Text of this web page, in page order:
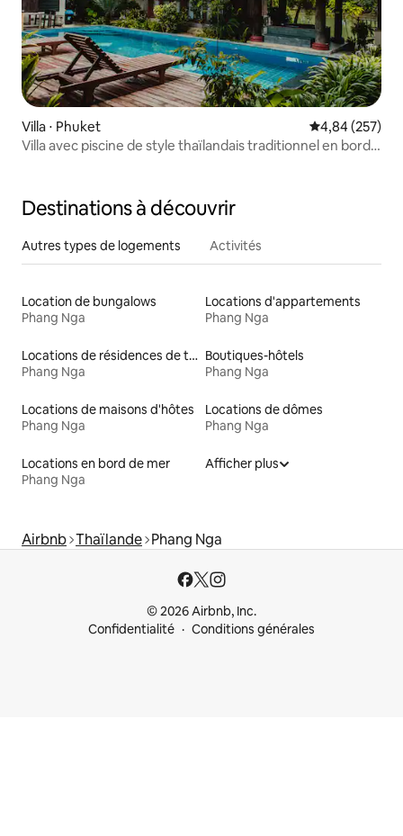
Villa ⋅ Phuket Évaluation
4,84 (257)
Villa avec piscine de style thaïlandais traditionnel en bord
Destinations à découvrir
Autres types de logements Activités
Location de bungalows
Phang Nga
Locations d'appartements
Phang Nga
Locations de résidences de tourisme
Phang Nga
Boutiques-hôtels
Phang Nga
Locations de maisons d'hôtes
Phang Nga
Locations de dômes
Phang Nga
Locations en bord de mer
Phang Nga
Afficher plus
Airbnb Thaïlande Phang Nga
© 2026 Airbnb, Inc.
Confidentialité
Conditions générales